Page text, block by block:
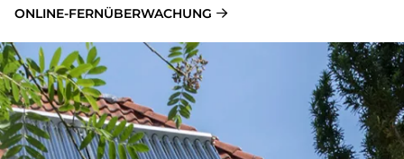
ONLINE-FERNÜBERWACHUNG